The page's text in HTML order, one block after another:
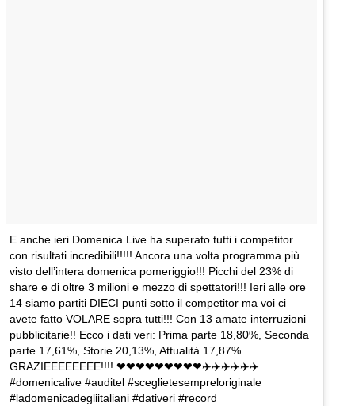
E anche ieri Domenica Live ha superato tutti i competitor
con risultati incredibili!!!!! Ancora una volta programma più
visto dell’intera domenica pomeriggio!!! Picchi del 23% di
share e di oltre 3 milioni e mezzo di spettatori!!! Ieri alle ore
14 siamo partiti DIECI punti sotto il competitor ma voi ci
avete fatto VOLARE sopra tutti!!! Con 13 amate interruzioni
pubblicitarie!! Ecco i dati veri: Prima parte 18,80%, Seconda
parte 17,61%, Storie 20,13%, Attualità 17,87%.
GRAZIEEEEEEEE!!!! ❤❤❤❤❤❤❤❤❤✈️✈️✈️✈️✈️✈️
#domenicalive #auditel #sceglietesempreloriginale
#ladomenicadegliitaliani #dativeri #record